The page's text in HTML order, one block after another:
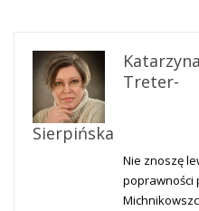
Katarzyna
Treter-
Sierpińska
Nie znoszę
poprawności